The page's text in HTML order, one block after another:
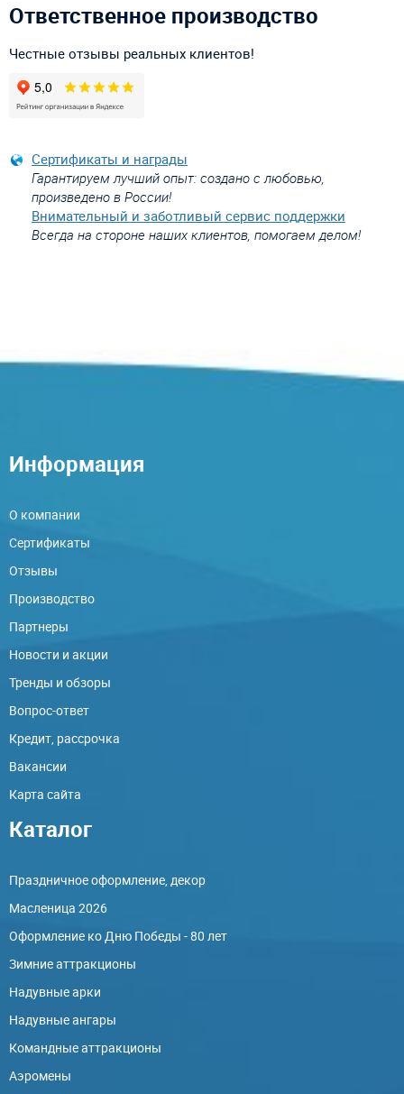
Ответственное производство
Честные отзывы реальных клиентов!
Сертификаты и награды
Гарантируем лучший опыт: создано с любовью,
произведено в России!
Внимательный и заботливый сервис поддержки
Всегда на стороне наших клиентов, помогаем делом!
Информация
О компании
Сертификаты
Отзывы
Производство
Партнеры
Новости и акции
Тренды и обзоры
Вопрос-ответ
Кредит, рассрочка
Вакансии
Карта сайта
Каталог
Праздничное оформление, декор
Масленица 2026
Оформление ко Дню Победы - 80 лет
Зимние аттракционы
Надувные арки
Надувные ангары
Командные аттракционы
Аэромены